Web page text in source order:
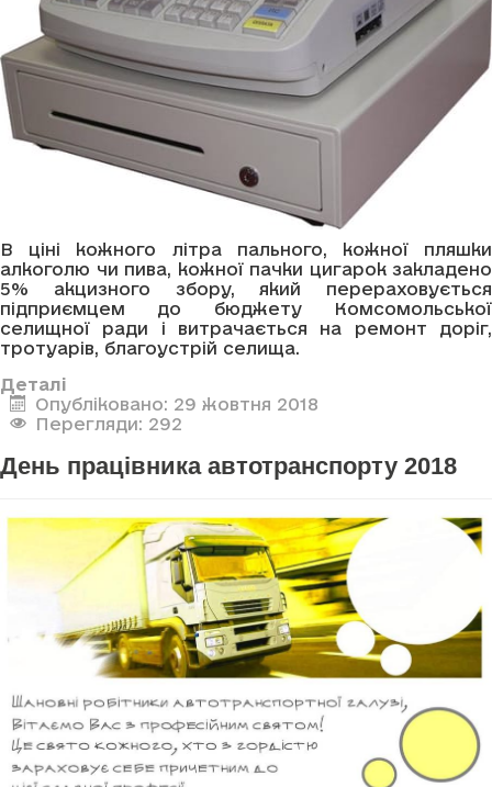
В ціні кожного літра пального, кожної пляшки
алкоголю чи пива, кожної пачки цигарок закладено
5% акцизного збору, який перераховується
підприємцем до бюджету Комсомольської
селищної ради і витрачається на ремонт доріг,
тротуарів, благоустрій селища.
Деталі
Опубліковано: 29 жовтня 2018
Перегляди: 292
День працівника автотранспорту 2018